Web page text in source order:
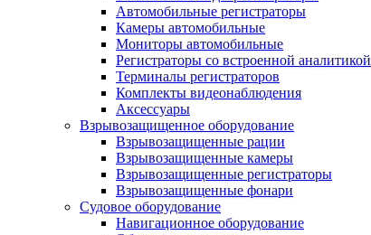
Автомобильные регистраторы
Камеры автомобильные
Мониторы автомобильные
Регистраторы со встроенной аналитикой
Терминалы регистраторов
Комплекты видеонаблюдения
Аксессуары
Взрывозащищенное оборудование
Взрывозащищенные рации
Взрывозащищенные камеры
Взрывозащищенные регистраторы
Взрывозащищенные фонари
Судовое оборудование
Навигационное оборудование